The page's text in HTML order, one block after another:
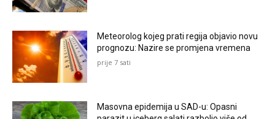
Meteorolog kojeg prati regija objavio novu
prognozu: Nazire se promjena vremena
prije 7 sati
Masovna epidemija u SAD-u: Opasni